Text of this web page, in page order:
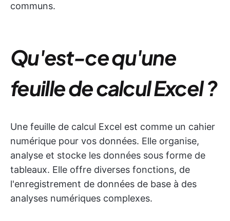
communs.
Qu'est-ce qu'une
feuille de calcul Excel ?
Une feuille de calcul Excel est comme un cahier
numérique pour vos données. Elle organise,
analyse et stocke les données sous forme de
tableaux. Elle offre diverses fonctions, de
l'enregistrement de données de base à des
analyses numériques complexes.